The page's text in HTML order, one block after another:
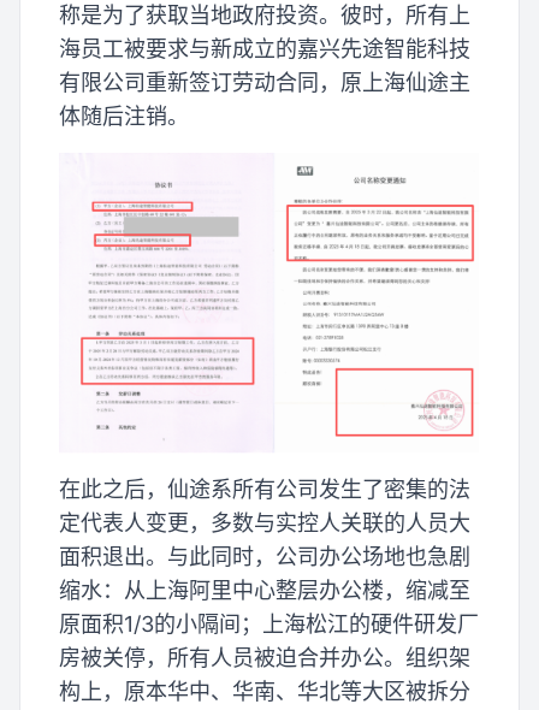
称是为了获取当地政府投资。彼时，所有上
海员工被要求与新成立的嘉兴先途智能科技
有限公司重新签订劳动合同，原上海仙途主
体随后注销。
在此之后，仙途系所有公司发生了密集的法
定代表人变更，多数与实控人关联的人员大
面积退出。与此同时，公司办公场地也急剧
缩水：从上海阿里中心整层办公楼，缩减至
原面积1/3的小隔间；上海松江的硬件研发厂
房被关停，所有人员被迫合并办公。组织架
构上，原本华中、华南、华北等大区被拆分